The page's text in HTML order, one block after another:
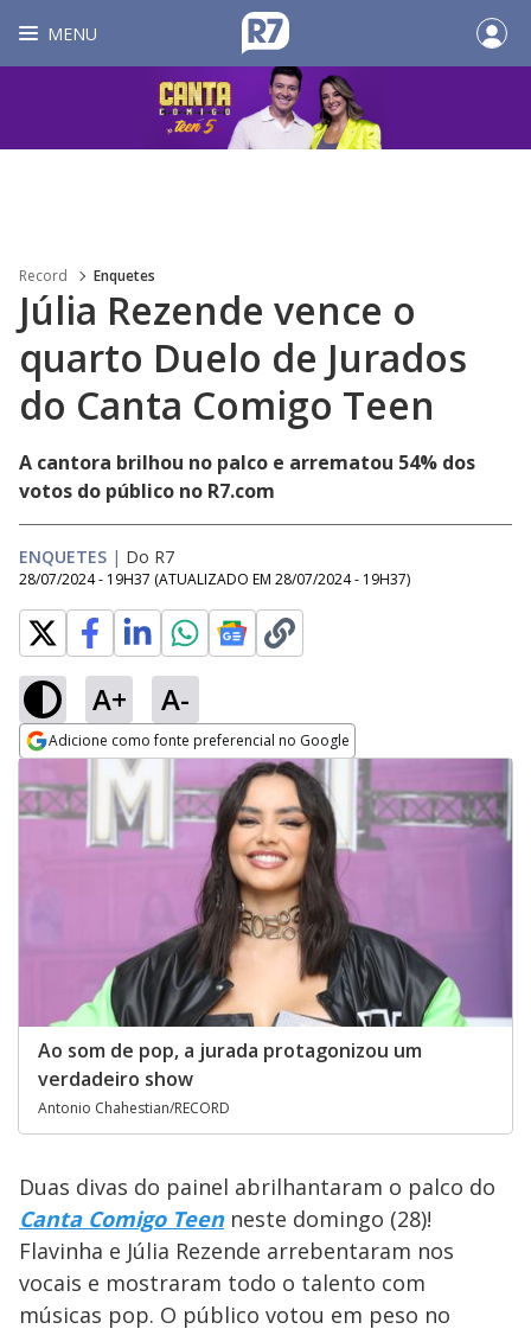
MENU
Record Enquetes
Júlia Rezende vence o
quarto Duelo de Jurados
do Canta Comigo Teen
A cantora brilhou no palco e arrematou 54% dos
votos do público no R7.com
ENQUETES | Do R7
28/07/2024 - 19H37 (ATUALIZADO EM 28/07/2024 - 19H37)
A+ A-
Adicione como fonte preferencial no Google
Opens in new window
Ao som de pop, a jurada protagonizou um
verdadeiro show
Antonio Chahestian/RECORD
Duas divas do painel abrilhantaram o palco do
Canta Comigo Teenneste domingo (28)!
Flavinha e Júlia Rezende arrebentaram nos
vocais e mostraram todo o talento com
músicas pop. O público votou em peso no